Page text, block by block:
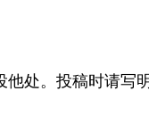
处。投稿时请